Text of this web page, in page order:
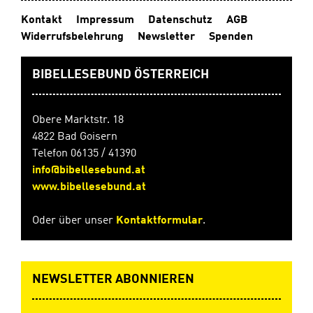
Kontakt Impressum Datenschutz
AGB
Widerrufsbelehrung
Newsletter Spenden
BIBELLESEBUND ÖSTERREICH
Obere Marktstr. 18
4822 Bad Goisern
Telefon 06135 / 41390
info@bibellesebund.at
www.bibellesebund.at
Oder über unser Kontaktformular.
NEWSLETTER ABONNIEREN